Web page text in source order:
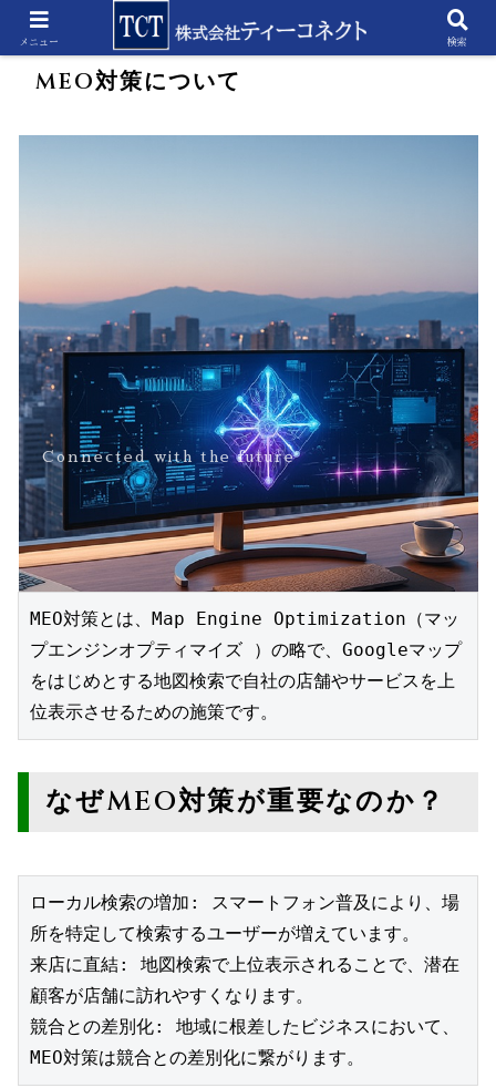
ホーム MEO対策について
MEO対策について
Connected with the future
MEO対策とは、Map Engine Optimization（マッ
プエンジンオプティマイズ ）の略で、Googleマップ
をはじめとする地図検索で自社の店舗やサービスを上
位表示させるための施策です。
なぜMEO対策が重要なのか？
ローカル検索の増加: スマートフォン普及により、場
所を特定して検索するユーザーが増えています。
来店に直結: 地図検索で上位表示されることで、潜在
顧客が店舗に訪れやすくなります。
競合との差別化: 地域に根差したビジネスにおいて、
MEO対策は競合との差別化に繋がります。
メニュー 検索